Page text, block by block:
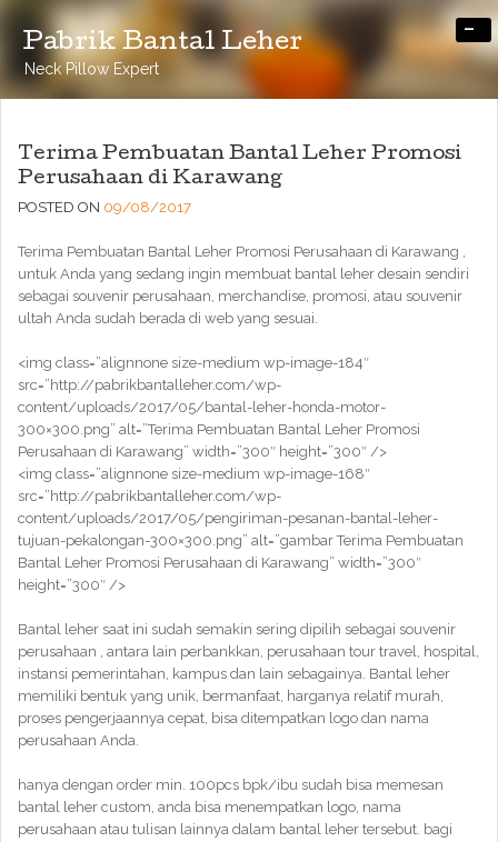
Pabrik Bantal Leher
Neck Pillow Expert
-
Terima Pembuatan Bantal Leher Promosi
Perusahaan di Karawang
POSTED ON 09/08/2017
Terima Pembuatan Bantal Leher Promosi Perusahaan di Karawang ,
untuk Anda yang sedang ingin membuat bantal leher desain sendiri
sebagai souvenir perusahaan, merchandise, promosi, atau souvenir
ultah Anda sudah berada di web yang sesuai.
<img class=”alignnone size-medium wp-image-184″
src=”http://pabrikbantalleher.com/wp-
content/uploads/2017/05/bantal-leher-honda-motor-
300×300.png” alt=”Terima Pembuatan Bantal Leher Promosi
Perusahaan di Karawang” width=”300″ height=”300″ />
<img class=”alignnone size-medium wp-image-168″
src=”http://pabrikbantalleher.com/wp-
content/uploads/2017/05/pengiriman-pesanan-bantal-leher-
tujuan-pekalongan-300×300.png” alt=”gambar Terima Pembuatan
Bantal Leher Promosi Perusahaan di Karawang” width=”300″
height=”300″ />
Bantal leher saat ini sudah semakin sering dipilih sebagai souvenir
perusahaan , antara lain perbankkan, perusahaan tour travel, hospital,
instansi pemerintahan, kampus dan lain sebagainya. Bantal leher
memiliki bentuk yang unik, bermanfaat, harganya relatif murah,
proses pengerjaannya cepat, bisa ditempatkan logo dan nama
perusahaan Anda.
hanya dengan order min. 100pcs bpk/ibu sudah bisa memesan
bantal leher custom, anda bisa menempatkan logo, nama
perusahaan atau tulisan lainnya dalam bantal leher tersebut. bagi